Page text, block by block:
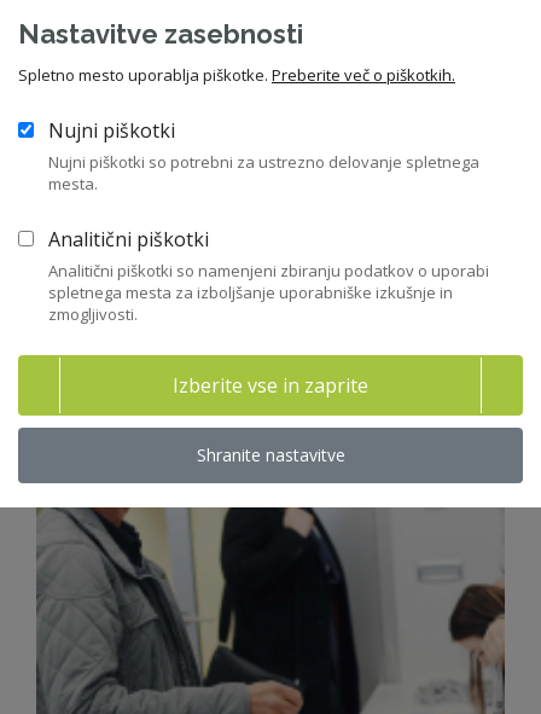
Nastavitve zasebnosti
Spletno mesto uporablja piškotke. Preberite več o piškotkih.
Nujni piškotki
Nujni piškotki so potrebni za ustrezno delovanje spletnega
mesta.
Analitični piškotki
Analitični piškotki so namenjeni zbiranju podatkov o uporabi
spletnega mesta za izboljšanje uporabniške izkušnje in
zmogljivosti.
Izberite vse in zaprite
Shranite nastavitve